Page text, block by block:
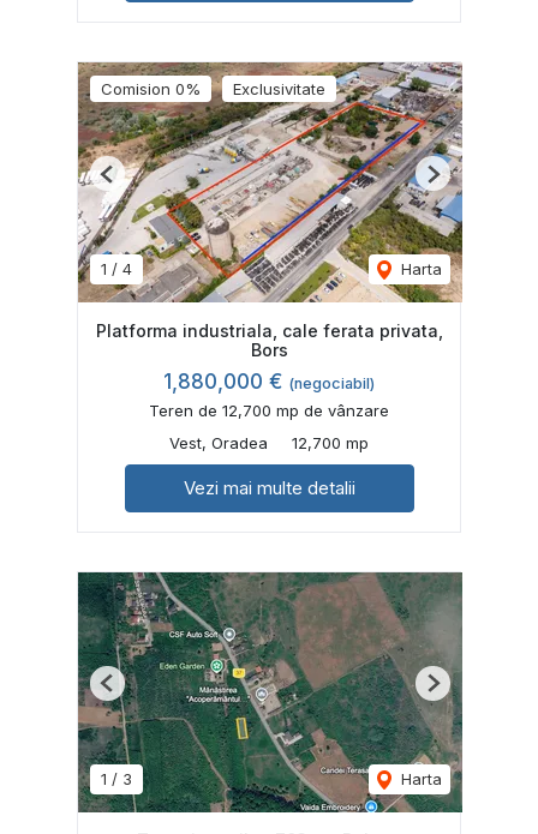
Comision 0% Exclusivitate
1 / 4 Harta
Previous Next
Platforma industriala, cale ferata privata,
Bors
1,880,000 € (negociabil)
Teren de 12,700 mp de vânzare
Vest, Oradea
12,700 mp
Vezi mai multe detalii
1 / 3 Harta
Previous Next